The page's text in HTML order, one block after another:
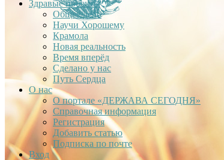
Здравые проекты
Общее дело
Научи Хорошему
Крамола
Новая реальность
Время вперёд
Сделано у нас
Путь Сердца
О нас
О портале «ДЕРЖАВА СЕГОДНЯ»
Справочная информация
Регистрация
Добавить статью
Подписка по почте
Вход